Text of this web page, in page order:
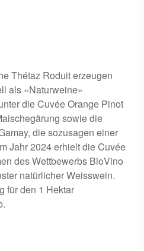
Thétaz Roduit erzeugen
als «Naturweine»
die Cuvée Orange Pinot
sowie die
die sozusagen einer
Jahr 2024 erhielt die Cuvée
des Wettbewerbs BioVino
natürlicher Weisswein.
für den 1 Hektar